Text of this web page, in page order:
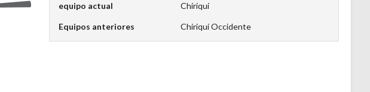
equipo actual Chiriquí
Equipos anteriores Chiriquí Occidente